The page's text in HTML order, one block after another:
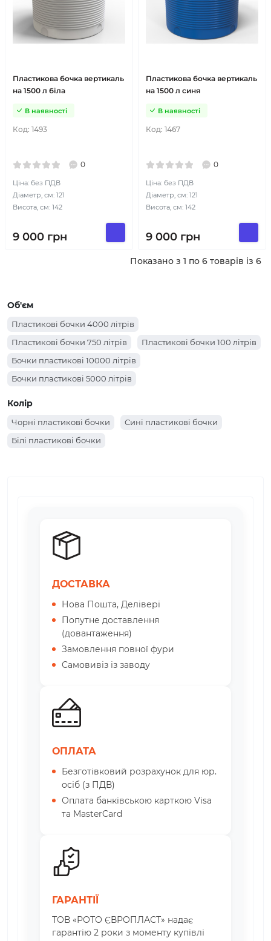
Пластикова бочка вертикаль
на 1500 л біла
Код: 1493
В наявності
0
Ціна: без ПДВ
Діаметр, см: 121
Висота, см: 142
9 000 грн
Пластикова бочка вертикаль
на 1500 л синя
Код: 1467
В наявності
0
Ціна: без ПДВ
Діаметр, см: 121
Висота, см: 142
9 000 грн
Показано з 1 по 6 товарів із 6
Об'єм
Пластикові бочки 4000 літрів
Пластикові бочки 750 літрів
Пластикові бочки 100 літрів
Бочки пластикові 10000 літрів
Бочки пластикові 5000 літрів
Колір
Чорні пластикові бочки
Сині пластикові бочки
Білі пластикові бочки
ДОСТАВКА
Нова Пошта, Делівері
Попутне доставлення
(довантаження)
Замовлення повної фури
Самовивіз із заводу
ОПЛАТА
Безготівковий розрахунок для юр.
осіб (з ПДВ)
Оплата банківською карткою Visa
та MasterCard
ГАРАНТІЇ
ТОВ «РОТО ЄВРОПЛАСТ» надає
гарантію 2 роки з моменту купівлі